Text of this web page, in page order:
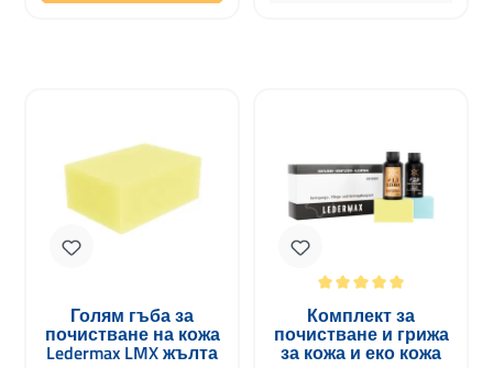
Голям гъба за
почистване на кожа
Ledermax LMX жълта
Средна оценка за 5 от 5 звезди
Комплект за
почистване и грижа
за кожа и еко кожа